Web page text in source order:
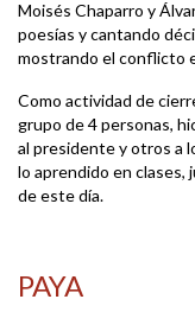
Moisés Chaparro y
poesías y cantando
mostrando el conflicto
Como actividad de
grupo de 4 personas,
al presidente y otros a
lo aprendido en clases,
de este día.
PAYA